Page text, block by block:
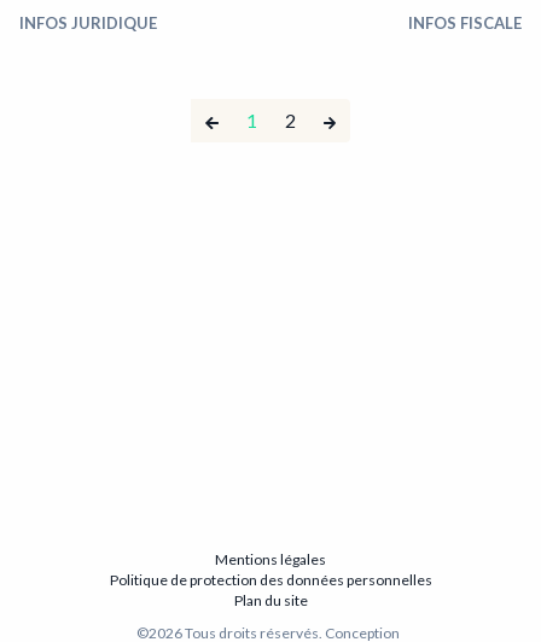
INFOS JURIDIQUE
INFOS FISCALE
1 2
Mentions légales
Politique de protection des données personnelles
Plan du site
©️2026 Tous droits réservés. Conception